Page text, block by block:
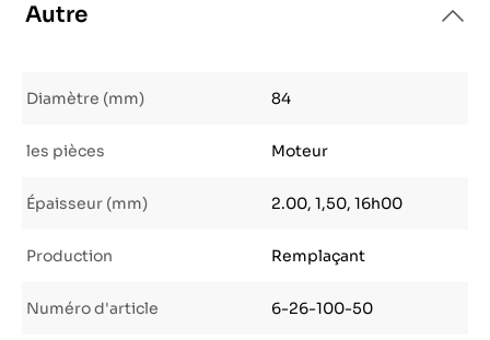
Autre
Diamètre (mm) 84
les pièces Moteur
Épaisseur (mm) 2.00, 1,50, 16h00
Production Remplaçant
Numéro d'article 6-26-100-50